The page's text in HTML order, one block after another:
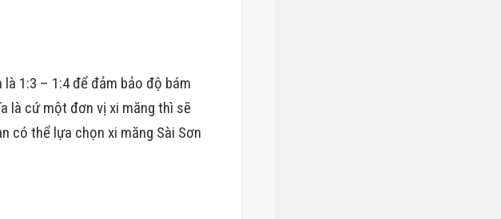
1:3 – 1:4 để đảm bảo độ bám
là cứ một đơn vị xi măng thì sẽ
có thể lựa chọn xi măng Sài Sơn